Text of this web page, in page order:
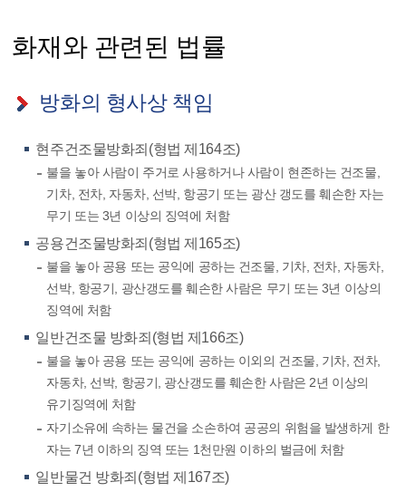
화재와 관련된 법률
방화의 형사상 책임
현주건조물방화죄(형법 제164조)
불을 놓아 사람이 주거로 사용하거나 사람이 현존하는 건조물,
기차, 전차, 자동차, 선박, 항공기 또는 광산 갱도를 훼손한 자는
무기 또는 3년 이상의 징역에 처함
공용건조물방화죄(형법 제165조)
불을 놓아 공용 또는 공익에 공하는 건조물, 기차, 전차, 자동차,
선박, 항공기, 광산갱도를 훼손한 사람은 무기 또는 3년 이상의
징역에 처함
일반건조물 방화죄(형법 제166조)
불을 놓아 공용 또는 공익에 공하는 이외의 건조물, 기차, 전차,
자동차, 선박, 항공기, 광산갱도를 훼손한 사람은 2년 이상의
유기징역에 처함
자기소유에 속하는 물건을 소손하여 공공의 위험을 발생하게 한
자는 7년 이하의 징역 또는 1천만원 이하의 벌금에 처함
일반물건 방화죄(형법 제167조)